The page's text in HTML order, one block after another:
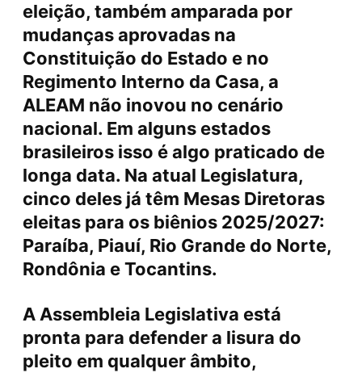
eleição, também amparada por
mudanças aprovadas na
Constituição do Estado e no
Regimento Interno da Casa, a
ALEAM não inovou no cenário
nacional. Em alguns estados
brasileiros isso é algo praticado de
longa data. Na atual Legislatura,
cinco deles já têm Mesas Diretoras
eleitas para os biênios 2025/2027:
Paraíba, Piauí, Rio Grande do Norte,
Rondônia e Tocantins.
A Assembleia Legislativa está
pronta para defender a lisura do
pleito em qualquer âmbito,